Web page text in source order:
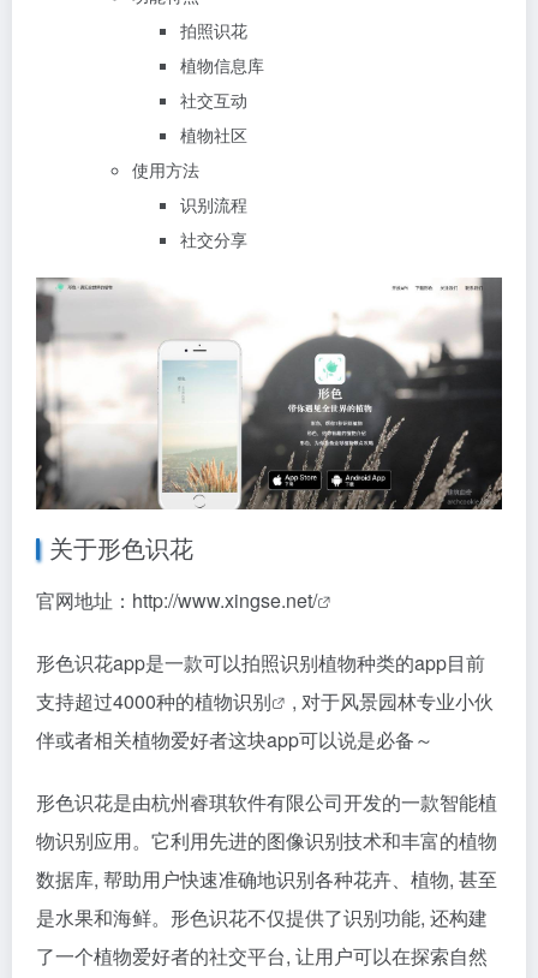
拍照识花
植物信息库
社交互动
植物社区
使用方法
识别流程
社交分享
关于形色识花
官网地址： http://www.xingse.net/
形色识花app是一款可以拍照识别植物种类的app目前
支持超过4000种的植物识别
, 对于风景园林专业小伙
伴或者相关植物爱好者这块app可以说是必备～
形色识花是由杭州睿琪软件有限公司开发的一款智能植
物识别应用。它利用先进的图像识别技术和丰富的植物
数据库, 帮助用户快速准确地识别各种花卉、植物, 甚至
是水果和海鲜。形色识花不仅提供了识别功能, 还构建
了一个植物爱好者的社交平台, 让用户可以在探索自然